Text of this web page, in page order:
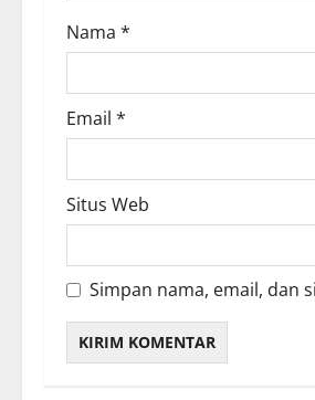
n
Nama *
Email *
Situs Web
Simpan nama, email, dan